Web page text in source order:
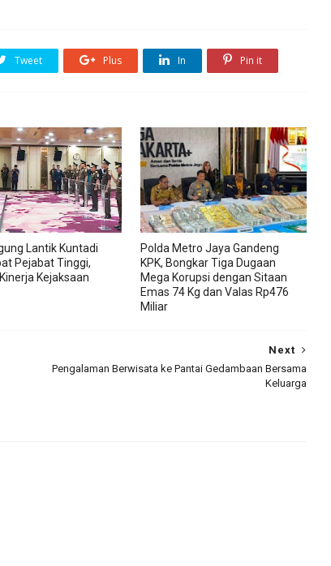
Tweet Plus In Pin it
Lantik Kuntadi
Pejabat Tinggi,
Kejaksaan
Polda Metro Jaya Gandeng
KPK, Bongkar Tiga Dugaan
Mega Korupsi dengan Sitaan
Emas 74 Kg dan Valas Rp476
Miliar
Next
Pengalaman Berwisata ke Pantai Gedambaan Bersama
Keluarga